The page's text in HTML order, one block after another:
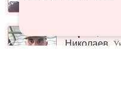
Николаев ,